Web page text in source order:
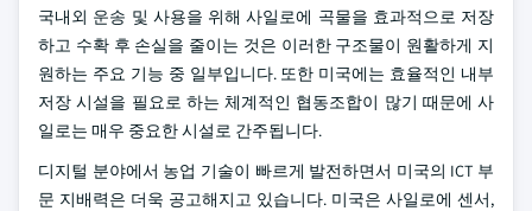
국내외 운송 및 사용을 위해 사일로에 곡물을 효과적으로 저장
하고 수확 후 손실을 줄이는 것은 이러한 구조물이 원활하게 지
원하는 주요 기능 중 일부입니다. 또한 미국에는 효율적인 내부
저장 시설을 필요로 하는 체계적인 협동조합이 많기 때문에 사
일로는 매우 중요한 시설로 간주됩니다.
디지털 분야에서 농업 기술이 빠르게 발전하면서 미국의 ICT 부
문 지배력은 더욱 공고해지고 있습니다. 미국은 사일로에 센서,